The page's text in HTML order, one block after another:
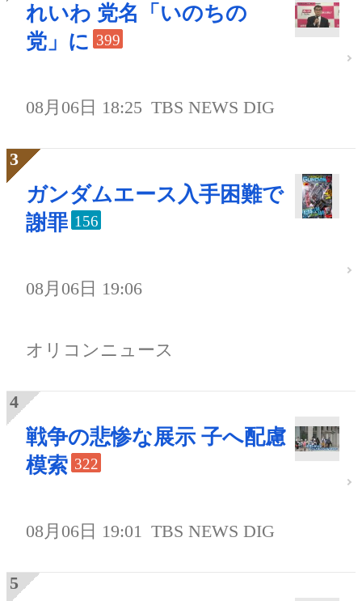
れいわ 党名「いのちの
党」に 399
08月06日 18:25 TBS NEWS DIG
ガンダムエース入手困難で
謝罪 156
08月06日 19:06
オリコンニュース
戦争の悲惨な展示 子へ配慮
模索 322
08月06日 19:01 TBS NEWS DIG